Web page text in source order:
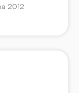
2012